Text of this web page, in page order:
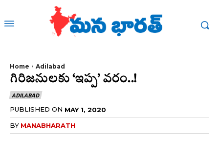
Home Adilabad
గిరిజనులకు ‘ఇప్ప’ వరం..!
ADILABAD
PUBLISHED ON MAY 1, 2020
BY MANABHARATH